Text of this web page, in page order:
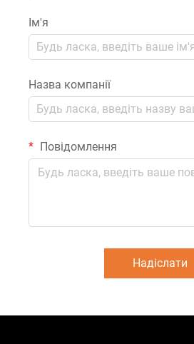
Ім'я
Назва компанії
Повідомлення
Надіслати